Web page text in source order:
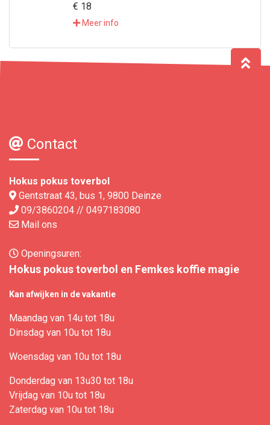
€ 18
Meer info
Contact
Hokus pokus toverbol
Gentstraat 43, bus 1, 9800 Deinze
09/3860204 // 0497183080
Mail ons
Openingsuren:
Hokus pokus toverbol en Femkes koffie magie
Kan afwijken in de vakantie
Maandag van 14u tot 18u
Dinsdag van 10u tot 18u
Woensdag van 10u tot 18u
Donderdag van 13u30 tot 18u
Vrijdag van 10u tot 18u
Zaterdag van 10u tot 18u